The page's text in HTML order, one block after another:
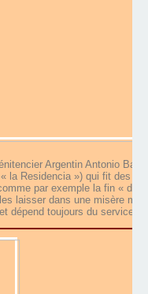
Argentin Antonio
la Residencia ») qui fit des
par exemple la fin « del
laisser dans une misère
dépend toujours du service